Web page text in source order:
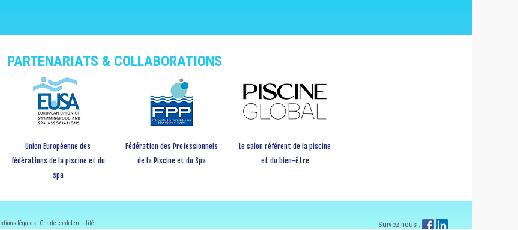
PARTENARIATS & COLLABORATIONS
Union Européenne des
fédérations de la piscine et du
spa
Fédération des Professionnels
de la Piscine et du Spa
Le salon référent de la piscine
et du bien-être
légales-Charte confidentialité Suivez nous :